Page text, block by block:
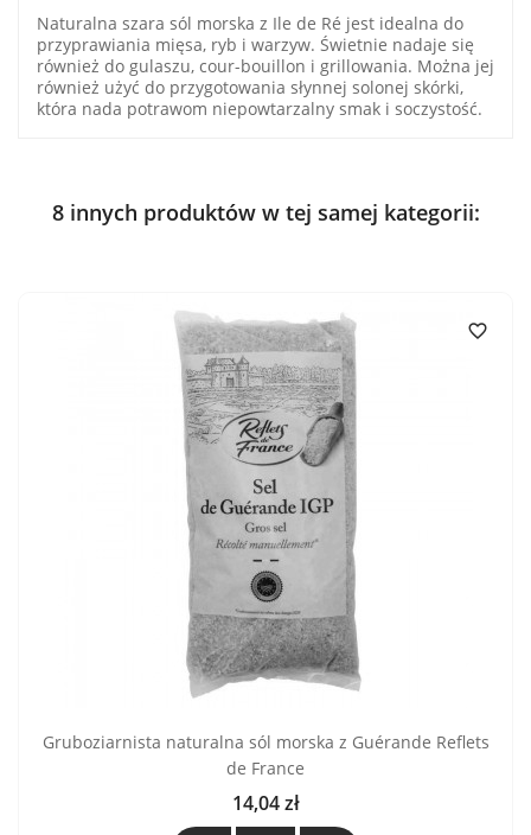
Naturalna szara sól morska z Ile de Ré jest idealna do
przyprawiania mięsa, ryb i warzyw. Świetnie nadaje się
również do gulaszu, cour-bouillon i grillowania. Można jej
również użyć do przygotowania słynnej solonej skórki,
która nada potrawom niepowtarzalny smak i soczystość.
8 innych produktów w tej samej kategorii:

Gruboziarnista naturalna sól morska z Guérande Reflets
de France
Cena
14,04 zł